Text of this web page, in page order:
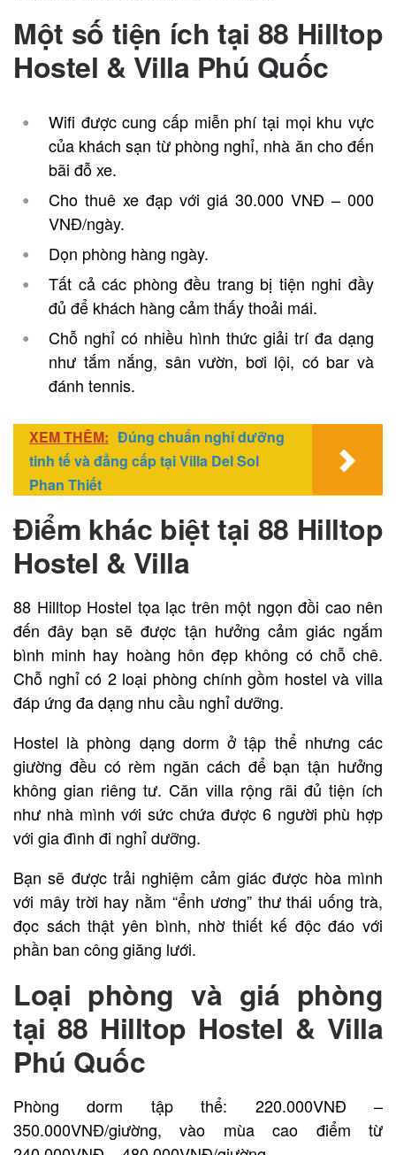
Một số tiện ích tại 88 Hilltop
Hostel & Villa Phú Quốc
Wifi được cung cấp miễn phí tại mọi khu vực
của khách sạn từ phòng nghỉ, nhà ăn cho đến
bãi đỗ xe.
Cho thuê xe đạp với giá 30.000 VNĐ – 000
VNĐ/ngày.
Dọn phòng hàng ngày.
Tất cả các phòng đều trang bị tiện nghi đầy
đủ để khách hàng cảm thấy thoải mái.
Chỗ nghỉ có nhiều hình thức giải trí đa dạng
như tắm nắng, sân vườn, bơi lội, có bar và
đánh tennis.
XEM THÊM: Đúng chuẩn nghỉ dưỡng
tinh tế và đẳng cấp tại Villa Del Sol
Phan Thiết
Điểm khác biệt tại 88 Hilltop
Hostel & Villa
88 Hilltop Hostel tọa lạc trên một ngọn đồi cao nên
đến đây bạn sẽ được tận hưởng cảm giác ngắm
bình minh hay hoàng hôn đẹp không có chỗ chê.
Chỗ nghỉ có 2 loại phòng chính gồm hostel và villa
đáp ứng đa dạng nhu cầu nghỉ dưỡng.
Hostel là phòng dạng dorm ở tập thể nhưng các
giường đều có rèm ngăn cách để bạn tận hưởng
không gian riêng tư. Căn villa rộng rãi đủ tiện ích
như nhà mình với sức chứa được 6 người phù hợp
với gia đình đi nghỉ dưỡng.
Bạn sẽ được trải nghiệm cảm giác được hòa mình
với mây trời hay nằm “ểnh ương” thư thái uống trà,
đọc sách thật yên bình, nhờ thiết kế độc đáo với
phần ban công giăng lưới.
Loại phòng và giá phòng
tại 88 Hilltop Hostel & Villa
Phú Quốc
Phòng dorm tập thể: 220.000VNĐ –
350.000VNĐ/giường, vào mùa cao điểm từ